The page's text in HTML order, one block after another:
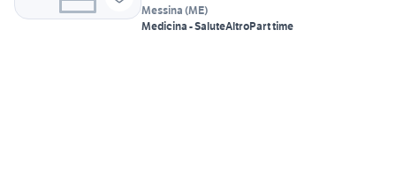
Messina (ME)
Medicina - SaluteAltroPart time